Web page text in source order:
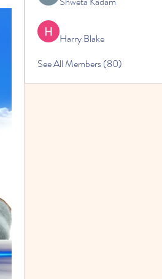
Harry Blake
See All Members (80)